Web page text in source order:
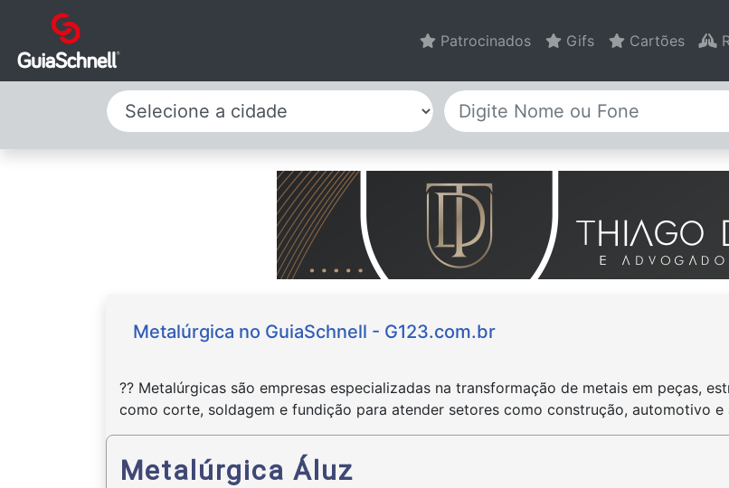
Patrocinados Gifs Cartões
Selecione a cidade
Metalúrgica no GuiaSchnell - G123.com.br
?? Metalúrgicas são empresas especializadas na transformação de metais em peças,
como corte, soldagem e fundição para atender setores como construção, automotivo
Metalúrgica Áluz